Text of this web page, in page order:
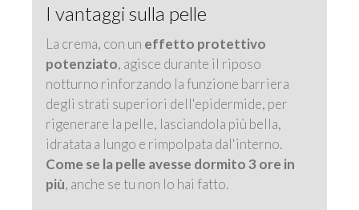
I vantaggi sulla pelle
La crema, con un effetto protettivo
potenziato, agisce durante il riposo
notturno rinforzando la funzione barriera
degli strati superiori dell'epidermide, per
rigenerare la pelle, lasciandola più bella,
idratata a lungo e rimpolpata dal'interno.
Come se la pelle avesse dormito 3 ore in
più, anche se tu non lo hai fatto.